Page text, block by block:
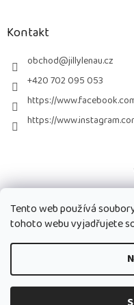
Tento web používá
tohoto webu vyjadřujete
Kontakt
obchod@jillylenau.cz
+420 702 095 053
https://
https://
Copyright 2026Paruky Jilly